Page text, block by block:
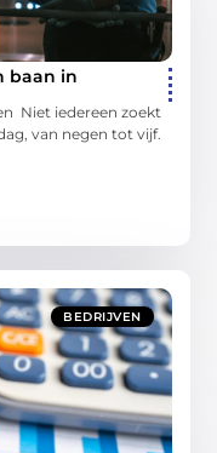
baan in
Niet iedereen zoekt
van negen tot vijf.
BEDRIJVEN